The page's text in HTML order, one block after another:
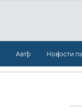
Авто Новости